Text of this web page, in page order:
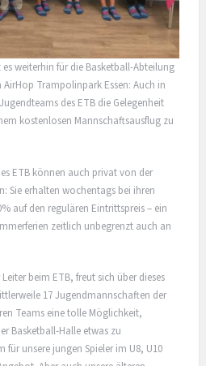
weiterhin für die Basketball-Abteilung
AirHop Trampolinpark Essen: Auch in
des ETB die Gelegenheit
kostenlosen Mannschaftsausflug zu
ETB können auch privat von der
Sie erhalten wochentags bei ihren
auf den regulären Eintrittspreis – ein
zeitlich unbegrenzt auch an
beim ETB, freut sich über dieses
17 Jugendmannschaften der
Teams eine tolle Möglichkeit,
Basketball-Halle etwas zu
für unsere jungen Spieler im U8, U10